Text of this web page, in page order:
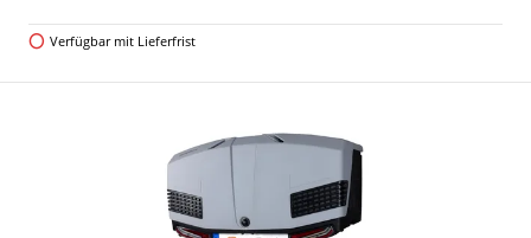
Verfügbar mit Lieferfrist